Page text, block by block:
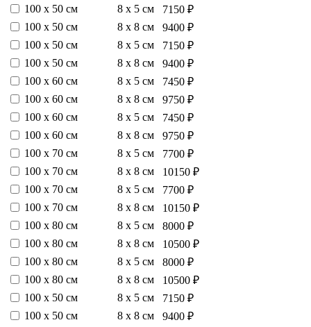
100 х 50 см
8 х 5 см
7150 ₽
100 х 50 см
8 х 8 см
9400 ₽
100 х 50 см
8 х 5 см
7150 ₽
100 х 50 см
8 х 8 см
9400 ₽
100 х 60 см
8 х 5 см
7450 ₽
100 х 60 см
8 х 8 см
9750 ₽
100 х 60 см
8 х 5 см
7450 ₽
100 х 60 см
8 х 8 см
9750 ₽
100 х 70 см
8 х 5 см
7700 ₽
100 х 70 см
8 х 8 см
10150 ₽
100 х 70 см
8 х 5 см
7700 ₽
100 х 70 см
8 х 8 см
10150 ₽
100 х 80 см
8 х 5 см
8000 ₽
100 х 80 см
8 х 8 см
10500 ₽
100 х 80 см
8 х 5 см
8000 ₽
100 х 80 см
8 х 8 см
10500 ₽
100 х 50 см
8 х 5 см
7150 ₽
100 х 50 см
8 х 8 см
9400 ₽